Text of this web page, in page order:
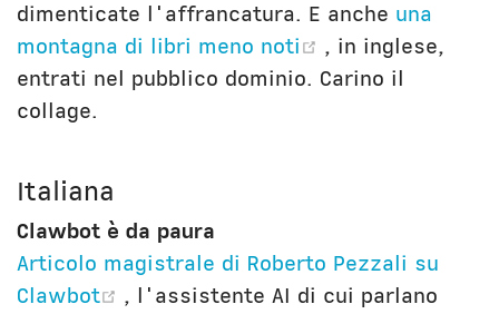
dimenticate l'affrancatura. E anche una
montagna di libri meno noti
(opens new
, in inglese,
entrati nel pubblico dominio. Carino il
collage.
Italiana
Clawbot è da paura
Articolo magistrale di Roberto Pezzali su
Clawbot
(opens new window)
, l'assistente AI di cui parlano